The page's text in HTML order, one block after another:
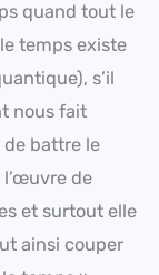
quand tout le
temps existe
s’il
nous fait
de battre le
l’œuvre de
et surtout elle
ainsi couper